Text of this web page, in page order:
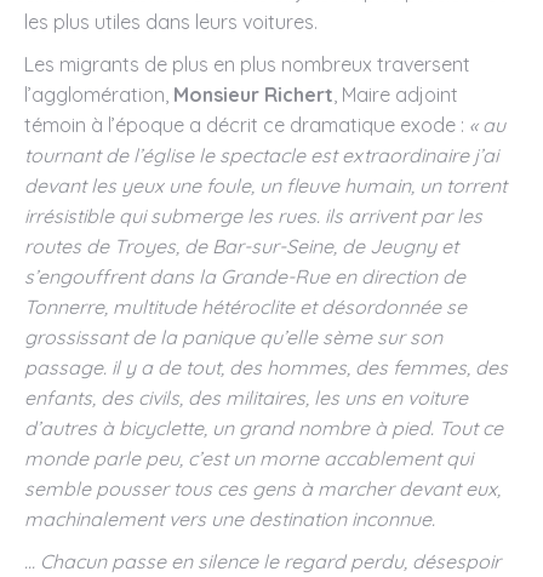
les plus utiles dans leurs voitures.
Les migrants de plus en plus nombreux traversent
l’agglomération, Monsieur Richert , Maire adjoint
témoin à l’époque a décrit ce dramatique exode : « au
tournant de l’église le spectacle est extraordinaire j’ai
devant les yeux une foule, un fleuve humain, un torrent
irrésistible qui submerge les rues. ils arrivent par les
routes de Troyes, de Bar-sur-Seine, de Jeugny et
s’engouffrent dans la Grande-Rue en direction de
Tonnerre, multitude hétéroclite et désordonnée se
grossissant de la panique qu’elle sème sur son
passage. il y a de tout, des hommes, des femmes, des
enfants, des civils, des militaires, les uns en voiture
d’autres à bicyclette, un grand nombre à pied. Tout ce
monde parle peu, c’est un morne accablement qui
semble pousser tous ces gens à marcher devant eux,
machinalement vers une destination inconnue.
… Chacun passe en silence le regard perdu, désespoir